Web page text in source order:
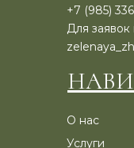
+7 (985)
Для
О нас
Услуги